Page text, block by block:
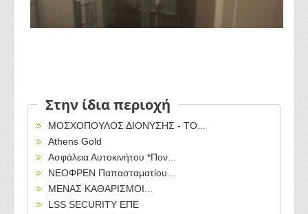
Στην ίδια περιοχή
ΜΟΣΧΟΠΟΥΛΟΣ ΔΙΟΝΥΣΗΣ - ΤΟ...
Athens Gold
Ασφάλεια Αυτοκινήτου *Πον...
ΝΕΟΦΡΕΝ Παπασταματίου...
ΜΕΝΑΣ ΚΑΘΑΡΙΣΜΟΙ...
LSS SECURITY ΕΠΕ